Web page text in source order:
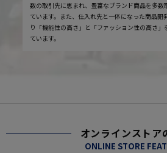
数の取引先に恵まれ、豊富なブランド商品を多数
ています。また、仕入れ先と一体になった商品開
り「機能性の高さ」と「ファッション性の高さ
ています。
オンラインストア
ONLINE STORE